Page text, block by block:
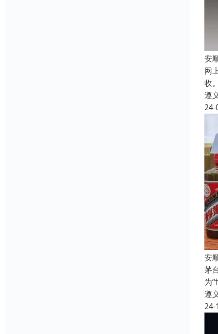
安
网
收
遵
24-
安
茅
为
遵
24-